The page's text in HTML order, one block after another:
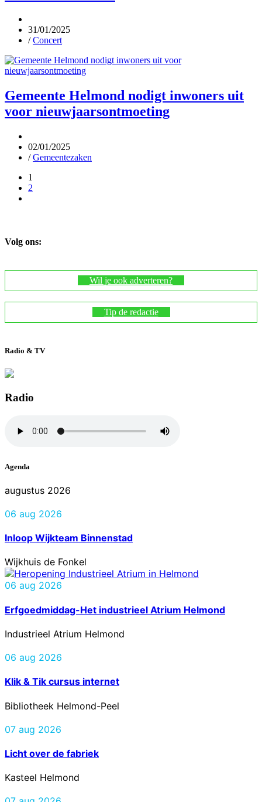
31/01/2025
/ Concert
Gemeente Helmond nodigt inwoners uit
voor nieuwjaarsontmoeting
02/01/2025
/ Gemeentezaken
1
2
Volg ons:
Wil je ook adverteren?
Tip de redactie
Radio & TV
Radio
Agenda
augustus 2026
06 aug 2026
Inloop Wijkteam Binnenstad
Wijkhuis de Fonkel
06 aug 2026
Erfgoedmiddag-Het industrieel Atrium Helmond
Industrieel Atrium Helmond
06 aug 2026
Klik & Tik cursus internet
Bibliotheek Helmond-Peel
07 aug 2026
Licht over de fabriek
Kasteel Helmond